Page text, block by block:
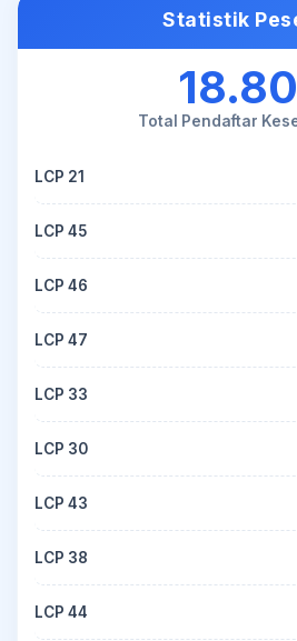
Statistik
Total Pendaftar
LCP 21
LCP 45
LCP 46
LCP 47
LCP 33
LCP 30
LCP 43
LCP 38
LCP 44